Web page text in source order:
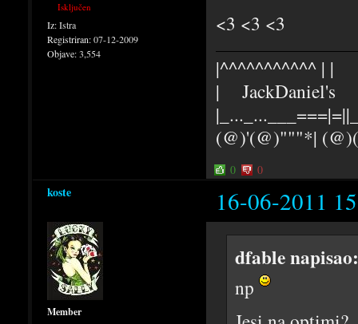
Isključen
Iz:Istra
Registriran:07-12-2009
Objave:3,554
<3 <3 <3
|^^^^^^^^^^^ | |
| JackDaniel's
(@)'(@)"""*|
0 0
koste 16-06-2011
Member
dfable napisao:
np